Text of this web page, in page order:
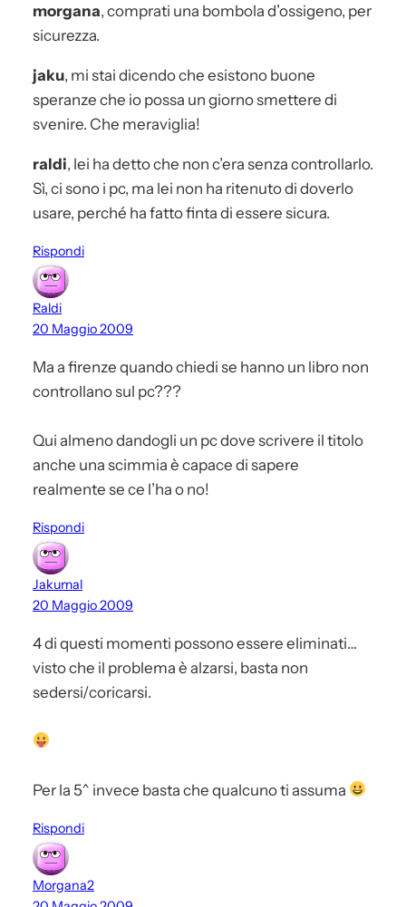
morgana, comprati una bombola d’ossigeno, per
sicurezza.
jaku, mi stai dicendo che esistono buone
speranze che io possa un giorno smettere di
svenire. Che meraviglia!
raldi, lei ha detto che non c’era senza controllarlo.
Sì, ci sono i pc, ma lei non ha ritenuto di doverlo
usare, perché ha fatto finta di essere sicura.
Rispondi
Raldi
20 Maggio 2009
Ma a firenze quando chiedi se hanno un libro non
controllano sul pc???
Qui almeno dandogli un pc dove scrivere il titolo
anche una scimmia è capace di sapere
realmente se ce l’ha o no!
Rispondi
Jakumal
20 Maggio 2009
4 di questi momenti possono essere eliminati…
visto che il problema è alzarsi, basta non
sedersi/coricarsi.
Per la 5^ invece basta che qualcuno ti assuma
Rispondi
Morgana2